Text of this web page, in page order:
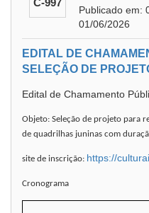
C-997
Publicado em:
01/06/2026
EDITAL DE
SELEÇÃO DE
Edital de Chamamento
Objeto: Seleção de projeto para
de quadrilhas juninas com
site de inscrição: https://
Cronograma